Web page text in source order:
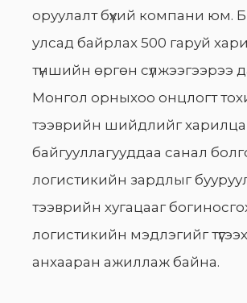
оруулалт бүхий компани юм.
улсад байрлах 500 гаруй
түншийн өргөн сүлжээгээрээ
Монгол орныхоо онцлогт
тээврийн шийдлийг
байгууллагууддаа санал
логистикийн зардлыг
тээврийн хугацааг
логистикийн мэдлэгийг
анхааран ажиллаж байна.